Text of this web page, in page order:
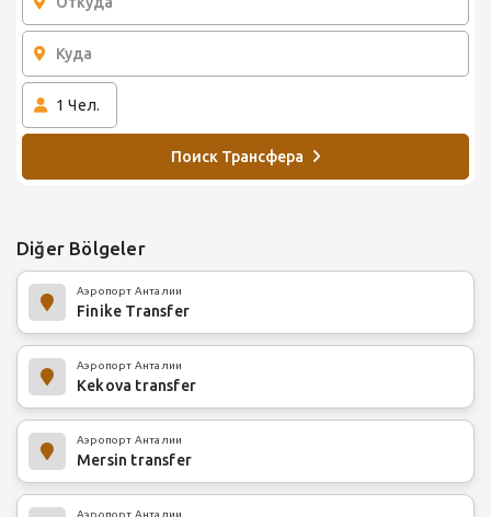
1 Чел.
Поиск Трансфера
Diğer Bölgeler
Аэропорт Анталии
Finike Transfer
Аэропорт Анталии
Kekova transfer
Аэропорт Анталии
Mersin transfer
Аэропорт Анталии